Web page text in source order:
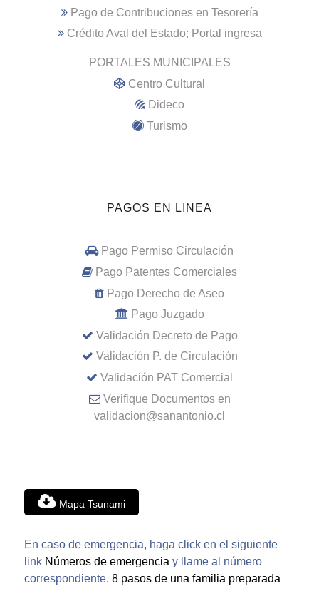
Pago de Contribuciones en Tesorería
Crédito Aval del Estado; Portal ingresa
PORTALES MUNICIPALES
Centro Cultural
Dideco
Turismo
PAGOS EN LINEA
Pago Permiso Circulación
Pago Patentes Comerciales
Pago Derecho de Aseo
Pago Juzgado
Validación Decreto de Pago
Validación P. de Circulación
Validación PAT Comercial
Verifique Documentos en
validacion@sanantonio.cl
Mapa Tsunami
En caso de emergencia, haga click en el siguiente
link Números de emergencia y llame al número
correspondiente. 8 pasos de una familia preparada